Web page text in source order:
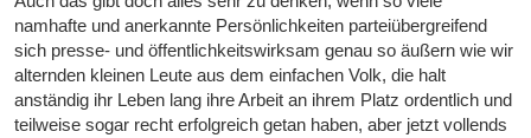
namhafte und anerkannte Persönlichkeiten parteiübergreifend
sich presse- und öffentlichkeitswirksam genau so äußern wie wir
alternden kleinen Leute aus dem einfachen Volk, die halt
anständig ihr Leben lang ihre Arbeit an ihrem Platz ordentlich und
teilweise sogar recht erfolgreich getan haben, aber jetzt vollends